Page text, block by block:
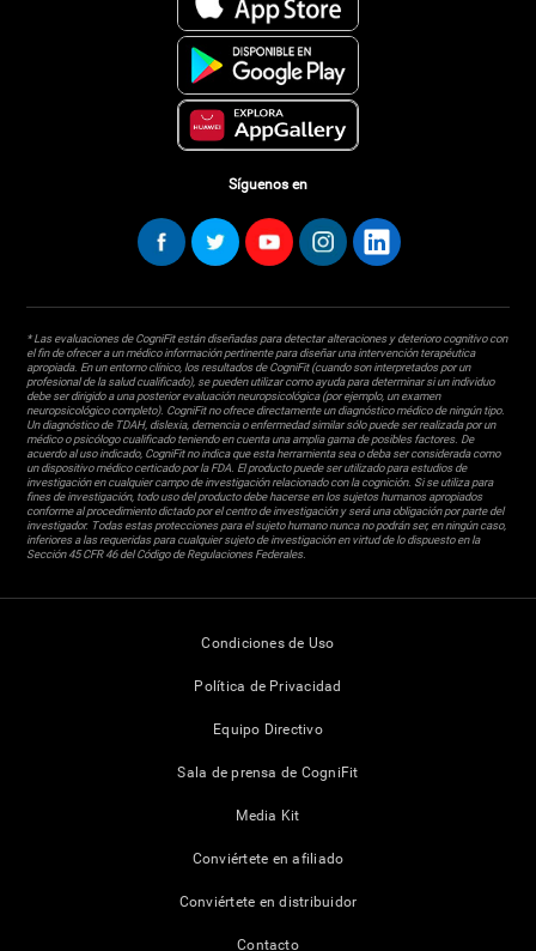
Síguenos en
* Las evaluaciones de CogniFit están diseñadas para detectar alteraciones y deterioro cognitivo con
el fin de ofrecer a un médico información pertinente para diseñar una intervención terapéutica
apropiada. En un entorno clínico, los resultados de CogniFit (cuando son interpretados por un
profesional de la salud cualificado), se pueden utilizar como ayuda para determinar si un individuo
debe ser dirigido a una posterior evaluación neuropsicológica (por ejemplo, un examen
neuropsicológico completo). CogniFit no ofrece directamente un diagnóstico médico de ningún tipo.
Un diagnóstico de TDAH, dislexia, demencia o enfermedad similar sólo puede ser realizada por un
médico o psicólogo cualificado teniendo en cuenta una amplia gama de posibles factores. De
acuerdo al uso indicado, CogniFit no indica que esta herramienta sea o deba ser considerada como
un dispositivo médico certicado por la FDA. El producto puede ser utilizado para estudios de
investigación en cualquier campo de investigación relacionado con la cognición. Si se utiliza para
fines de investigación, todo uso del producto debe hacerse en los sujetos humanos apropiados
conforme al procedimiento dictado por el centro de investigación y será una obligación por parte del
investigador. Todas estas protecciones para el sujeto humano nunca no podrán ser, en ningún caso,
inferiores a las requeridas para cualquier sujeto de investigación en virtud de lo dispuesto en la
Sección 45 CFR 46 del Código de Regulaciones Federales.
Condiciones de Uso
Política de Privacidad
Equipo Directivo
Sala de prensa de CogniFit
Media Kit
Conviértete en afiliado
Conviértete en distribuidor
Contacto